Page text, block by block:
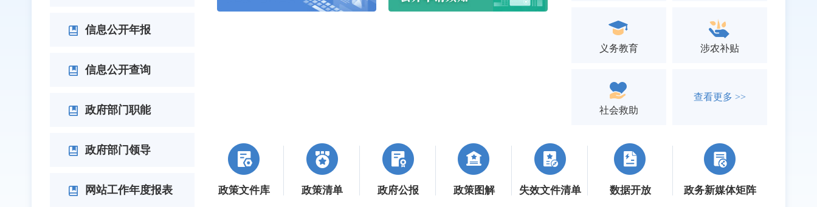
信息公开年报
信息公开查询
政府部门职能
政府部门领导
网站工作年度报表
义务教育 涉农补贴
社会救助
查看更多 >>
政策文件库 政策清单 政府公报 政策图解 失效文件清单 数据开放 政务新媒体矩阵